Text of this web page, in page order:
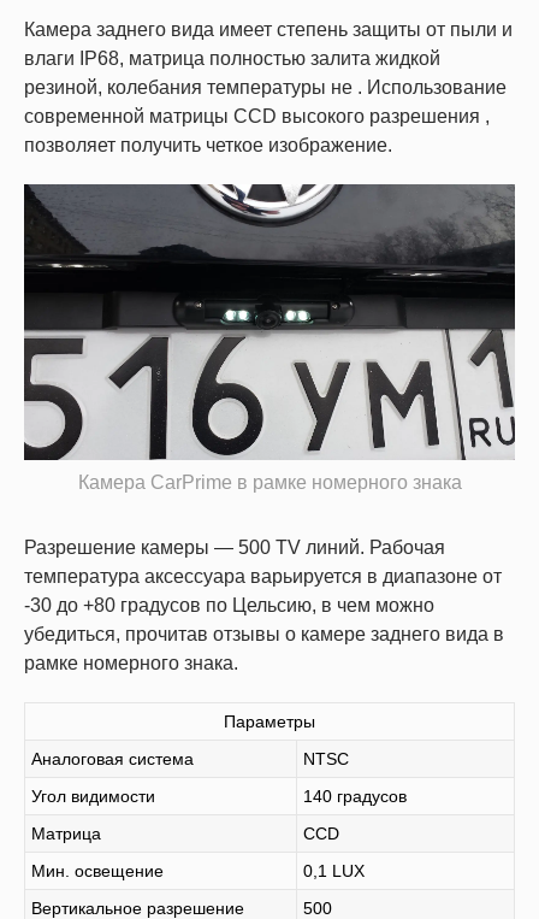
Камера заднего вида имеет степень защиты от пыли и
влаги IP68, матрица полностью залита жидкой
резиной, колебания температуры не . Использование
современной матрицы CCD высокого разрешения ,
позволяет получить четкое изображение.
Камера CarPrime в рамке номерного знака
Разрешение камеры — 500 TV линий. Рабочая
температура аксессуара варьируется в диапазоне от
-30 до +80 градусов по Цельсию, в чем можно
убедиться, прочитав отзывы о камере заднего вида в
рамке номерного знака.
Параметры
Аналоговая система
NTSC
Угол видимости
140 градусов
Матрица
CCD
Мин. освещение
0,1 LUX
Вертикальное разрешение
500